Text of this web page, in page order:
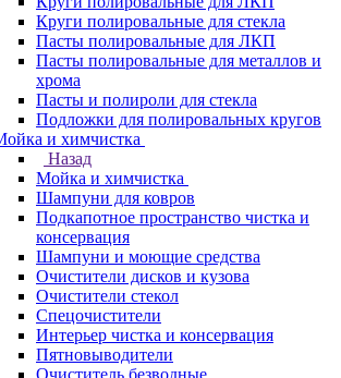
Круги полировальные для стекла
Пасты полировальные для ЛКП
Пасты полировальные для металлов и
хрома
Пасты и полироли для стекла
Подложки для полировальных кругов
и химчистка
Назад
Мойка и химчистка
Шампуни для ковров
Подкапотное пространство чистка и
консервация
Шампуни и моющие средства
Очистители дисков и кузова
Очистители стекол
Спецочистители
Интерьер чистка и консервация
Пятновыводители
Очиститель безводные